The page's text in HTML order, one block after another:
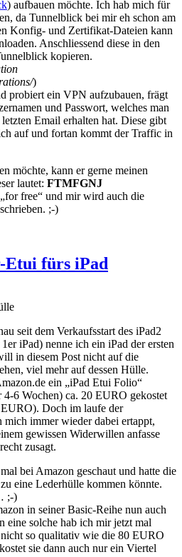
) aufbauen möchte. Ich hab mich für
da Tunnelblick bei mir eh schon am
Konfig- und Zertifikat-Dateien kann
Anschliessend diese in den
kopieren.
)
probiert ein VPN aufzubauen, frägt
und Passwort, welches man
Email erhalten hat. Diese gibt
auf und fortan kommt der Traffic in
möchte, kann er gerne meinen
lautet: FTMFGNJ
free“ und mir wird auch die
;-)
Etui fürs iPad
seit dem Verkaufsstart des iPad2
iPad) nenne ich ein iPad der ersten
in diesem Post nicht auf die
viel mehr auf dessen Hülle.
ein „iPad Etui Folio“
4-6 Wochen) ca. 20 EURO gekostet
Doch im laufe der
mich immer wieder dabei ertappt,
gewissen Widerwillen anfasse
zusagt.
bei Amazon geschaut und hatte die
eine Lederhülle kommen könnte.
;-)
in seiner Basic-Reihe nun auch
eine solche hab ich mir jetzt mal
so qualitativ wie die 80 EURO
sie dann auch nur ein Viertel